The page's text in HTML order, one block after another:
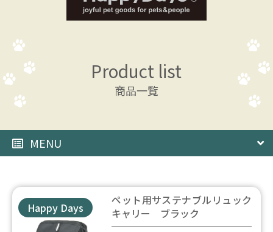
Product list
商品一覧
MENU
Happy Days
ペット用サステナブルリュック
キャリー ブラック